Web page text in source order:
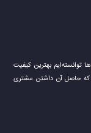
توانسته‌ایم بهترین کیفیت
که حاصل آن داشتن مشتری